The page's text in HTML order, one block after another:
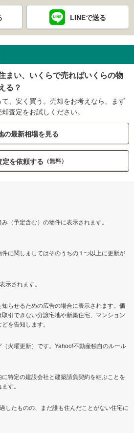
LINEで送る
まい、いくらで売ればいくらの物
る？
、安く買う。売却をお考えなら、まず
査定をお試しください。
の最新相場を見る
定を依頼する （無料）
（予定含む）の物件に表示されます。
に関しましてはそのうちの１つ以上に更新が
示されます。
らせるための広告の場合に表示されます。価
引できない分譲宅地や新築住宅、マンション
を告知します。
火曜更新）です。Yahoo!不動産独自のルール
特定の建設会社と建築請負契約を結ぶことを
す。
したものの、まだ誰も住んだことがない住宅に